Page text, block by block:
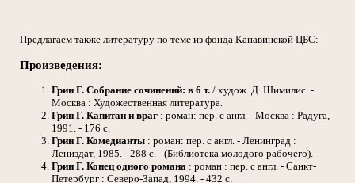
Предлагаем также литературу по теме из фонда Канавинской ЦБС:
Произведения:
Грин Г. Собрание сочинений: в 6 т. / худож. Д. Шимилис. -
Москва : Художественная литература.
Грин Г. Капитан и враг : роман: пер. с англ. - Москва : Радуга,
1991. - 176 с.
Грин Г. Комедианты : роман: пер. с англ. - Ленинград :
Лениздат, 1985. - 288 с. - (Библиотека молодого рабочего).
Грин Г. Конец одного романа : роман : пер. с англ. - Санкт-
Петербург : Северо-Запад, 1994. - 432 с.